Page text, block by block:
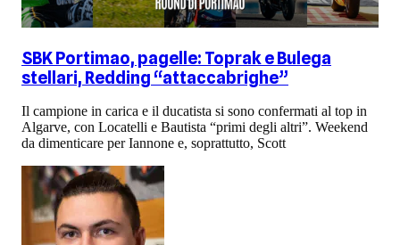
SBK Portimao, pagelle: Toprak e Bulega
stellari, Redding “attaccabrighe”
Il campione in carica e il ducatista si sono confermati al top in
Algarve, con Locatelli e Bautista “primi degli altri”. Weekend
da dimenticare per Iannone e, soprattutto, Scott